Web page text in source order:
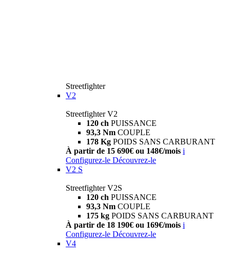
Streetfighter
V2
Streetfighter V2
120 ch PUISSANCE
93,3 Nm COUPLE
178 Kg POIDS SANS CARBURANT
À partir de 15 690€ ou 148€/mois i
Configurez-le Découvrez-le
V2 S
Streetfighter V2S
120 ch PUISSANCE
93,3 Nm COUPLE
175 kg POIDS SANS CARBURANT
À partir de 18 190€ ou 169€/mois i
Configurez-le Découvrez-le
V4